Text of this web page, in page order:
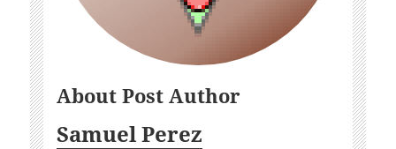
About Post Author
Samuel Perez